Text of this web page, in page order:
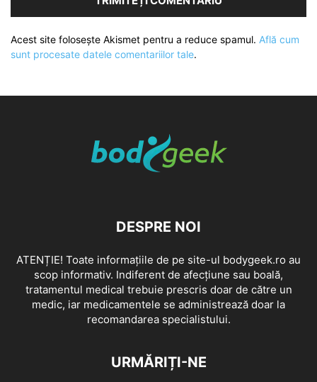
Acest site folosește Akismet pentru a reduce spamul. Află cum
sunt procesate datele comentariilor tale.
DESPRE NOI
ATENȚIE! Toate informațiile de pe site-ul bodygeek.ro au
scop informativ. Indiferent de afecțiune sau boală,
tratamentul medical trebuie prescris doar de către un
medic, iar medicamentele se administrează doar la
recomandarea specialistului.
URMĂRIȚI-NE